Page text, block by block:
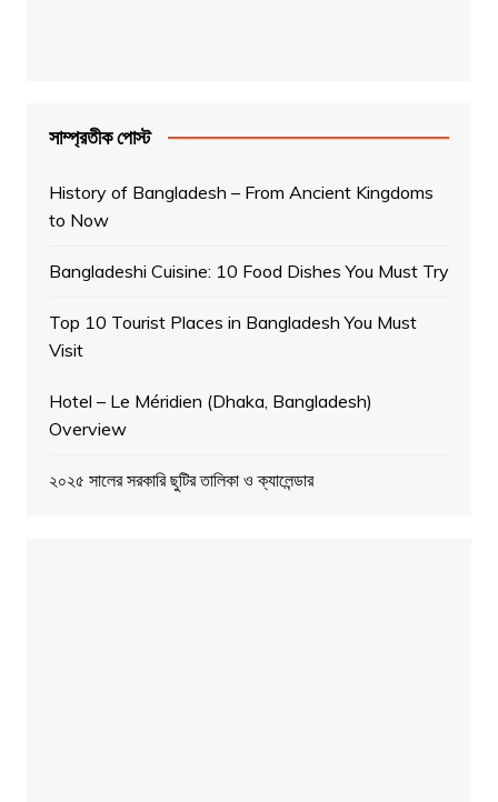
সাম্প্রতীক পোস্ট
History of Bangladesh – From Ancient Kingdoms
to Now
Bangladeshi Cuisine: 10 Food Dishes You Must Try
Top 10 Tourist Places in Bangladesh You Must
Visit
Hotel – Le Méridien (Dhaka, Bangladesh)
Overview
২০২৫ সালের সরকারি ছুটির তালিকা ও ক্যালেন্ডার